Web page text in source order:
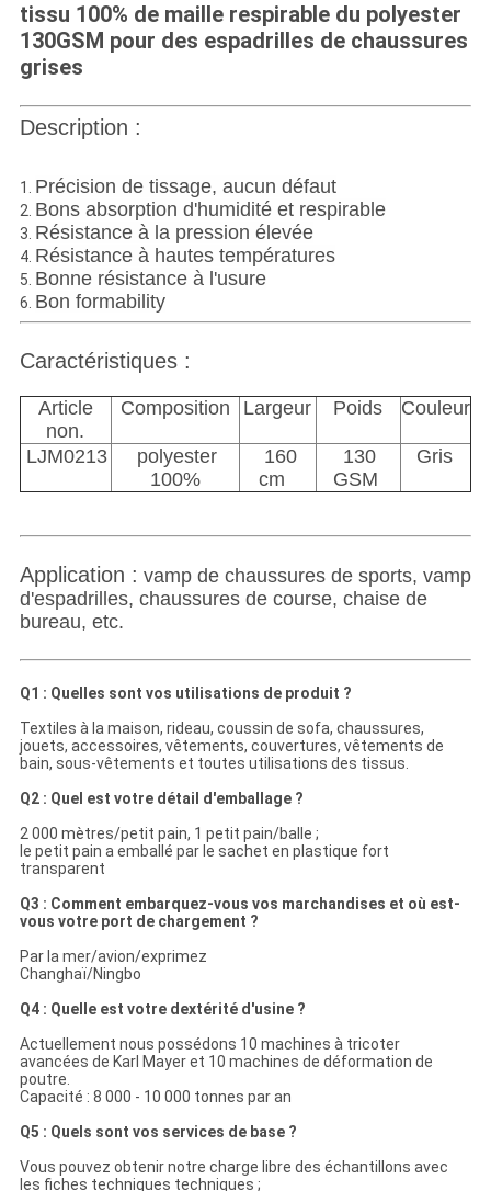
tissu 100% de maille respirable du polyester
130GSM pour des espadrilles de chaussures
grises
Description :
1. Précision de tissage, aucun défaut
2. Bons absorption d'humidité et respirable
3. Résistance à la pression élevée
4. Résistance à hautes températures
5. Bonne résistance à l'usure
6. Bon formability
Caractéristiques :
Article
non.
Composition Largeur Poids Couleur
LJM0213
polyester
100%
160
cm
130
GSM
Gris
Application : vamp de chaussures de sports, vamp
d'espadrilles, chaussures de course, chaise de
bureau, etc.
Q1 : Quelles sont vos utilisations de produit ?
Textiles à la maison, rideau, coussin de sofa, chaussures,
jouets, accessoires, vêtements, couvertures, vêtements de
bain, sous-vêtements et toutes utilisations des tissus.
Q2 : Quel est votre détail d'emballage ?
2 000 mètres/petit pain, 1 petit pain/balle ;
le petit pain a emballé par le sachet en plastique fort
transparent
Q3 : Comment embarquez-vous vos marchandises et où est-
vous votre port de chargement ?
Par la mer/avion/exprimez
Changhaï/Ningbo
Q4 : Quelle est votre dextérité d'usine ?
Actuellement nous possédons 10 machines à tricoter
avancées de Karl Mayer et 10 machines de déformation de
poutre.
Capacité : 8 000 - 10 000 tonnes par an
Q5 : Quels sont vos services de base ?
Vous pouvez obtenir notre charge libre des échantillons avec
les fiches techniques techniques ;